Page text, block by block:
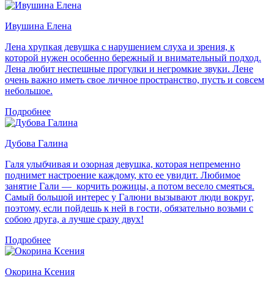
Ивушина Елена
Лена хрупкая девушка с нарушением слуха и зрения, к
которой нужен особенно бережный и внимательный подход.
Лена любит неспешные прогулки и негромкие звуки. Лене
очень важно иметь свое личное пространство, пусть и совсем
небольшое.
Подробнее
Дубова Галина
Галя улыбчивая и озорная девушка, которая непременно
поднимет настроение каждому, кто ее увидит. Любимое
занятие Гали — корчить рожицы, а потом весело смеяться.
Самый большой интерес у Галюни вызывают люди вокруг,
поэтому, если пойдешь к ней в гости, обязательно возьми с
собою друга, а лучше сразу двух!
Подробнее
Окорина Ксения